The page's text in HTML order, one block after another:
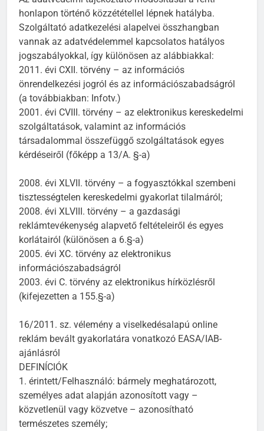
honlapon történő közzététellel lépnek hatályba.
Szolgáltató adatkezelési alapelvei összhangban
vannak az adatvédelemmel kapcsolatos hatályos
jogszabályokkal, így különösen az alábbiakkal:
2011. évi CXII. törvény – az információs
önrendelkezési jogról és az információszabadságról
(a továbbiakban: Infotv.)
2001. évi CVIII. törvény – az elektronikus kereskedelmi
szolgáltatások, valamint az információs
társadalommal összefüggő szolgáltatások egyes
kérdéseiről (főképp a 13/A. §-a)
2008. évi XLVII. törvény – a fogyasztókkal szembeni
tisztességtelen kereskedelmi gyakorlat tilalmáról;
2008. évi XLVIII. törvény – a gazdasági
reklámtevékenység alapvető feltételeiről és egyes
korlátairól (különösen a 6.§-a)
2005. évi XC. törvény az elektronikus
információszabadságról
2003. évi C. törvény az elektronikus hírközlésről
(kifejezetten a 155.§-a)
16/2011. sz. vélemény a viselkedésalapú online
reklám bevált gyakorlatára vonatkozó EASA/IAB-
ajánlásról
DEFINÍCIÓK
1. érintett/Felhasználó: bármely meghatározott,
személyes adat alapján azonosított vagy –
közvetlenül vagy közvetve – azonosítható
természetes személy;